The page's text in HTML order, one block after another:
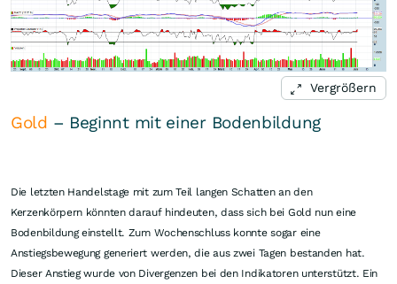
Vergrößern
Gold – Beginnt mit einer Bodenbildung
Die letzten Handelstage mit zum Teil langen Schatten an den
Kerzenkörpern könnten darauf hindeuten, dass sich bei Gold nun eine
Bodenbildung einstellt. Zum Wochenschluss konnte sogar eine
Anstiegsbewegung generiert werden, die aus zwei Tagen bestanden hat.
Dieser Anstieg wurde von Divergenzen bei den Indikatoren unterstützt. Ein